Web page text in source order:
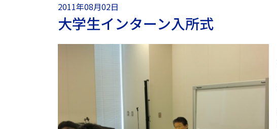
2011年08月02日
大学生インターン入所式